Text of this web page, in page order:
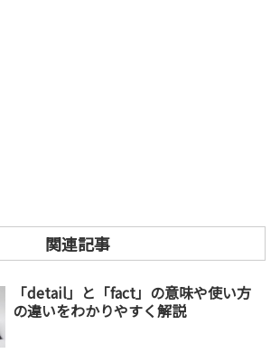
関連記事
「detail」と「fact」の意味や使い方
の違いをわかりやすく解説